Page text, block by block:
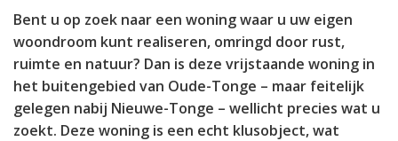
Bent u op zoek naar een woning waar u uw eigen
woondroom kunt realiseren, omringd door rust,
ruimte en natuur? Dan is deze vrijstaande woning in
het buitengebied van Oude-Tonge – maar feitelijk
gelegen nabij Nieuwe-Tonge – wellicht precies wat u
zoekt. Deze woning is een echt klusobject, wat